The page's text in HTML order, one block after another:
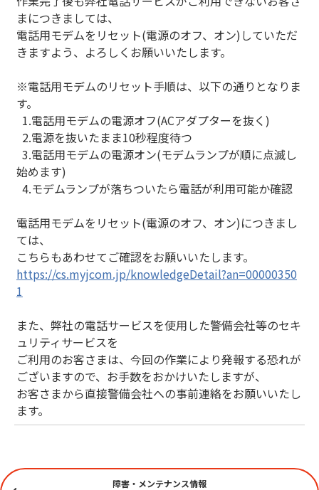
まにつきましては、
電話用モデムをリセット(電源のオフ、オン)していただ
きますよう、よろしくお願いいたします。
※電話用モデムのリセット手順は、以下の通りとなりま
す。
1.電話用モデムの電源オフ(ACアダプターを抜く)
2.電源を抜いたまま10秒程度待つ
3.電話用モデムの電源オン(モデムランプが順に点滅し
始めます)
4.モデムランプが落ちついたら電話が利用可能か確認
電話用モデムをリセット(電源のオフ、オン)につきまし
ては、
こちらもあわせてご確認をお願いいたします。
https://cs.myjcom.jp/knowledgeDetail?an=00000350
1
また、弊社の電話サービスを使用した警備会社等のセキ
ュリティサービスを
ご利用のお客さまは、今回の作業により発報する恐れが
ございますので、お手数をおかけいたしますが、
お客さまから直接警備会社への事前連絡をお願いいたし
ます。
障害・メンテナンス情報